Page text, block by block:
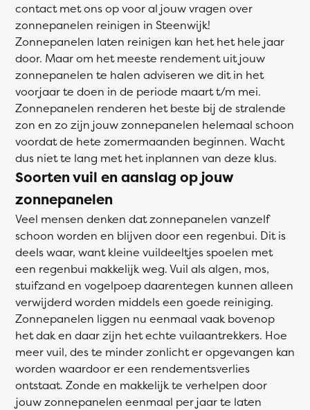
contact met ons op voor al jouw vragen over
zonnepanelen reinigen in Steenwijk!
Zonnepanelen laten reinigen kan het het hele jaar
door. Maar om het meeste rendement uit jouw
zonnepanelen te halen adviseren we dit in het
voorjaar te doen in de periode maart t/m mei.
Zonnepanelen renderen het beste bij de stralende
zon en zo zijn jouw zonnepanelen helemaal schoon
voordat de hete zomermaanden beginnen. Wacht
dus niet te lang met het inplannen van deze klus.
Soorten vuil en aanslag op jouw
zonnepanelen
Veel mensen denken dat zonnepanelen vanzelf
schoon worden en blijven door een regenbui. Dit is
deels waar, want kleine vuildeeltjes spoelen met
een regenbui makkelijk weg. Vuil als algen, mos,
stuifzand en vogelpoep daarentegen kunnen alleen
verwijderd worden middels een goede reiniging.
Zonnepanelen liggen nu eenmaal vaak bovenop
het dak en daar zijn het echte vuilaantrekkers. Hoe
meer vuil, des te minder zonlicht er opgevangen kan
worden waardoor er een rendementsverlies
ontstaat. Zonde en makkelijk te verhelpen door
jouw zonnepanelen eenmaal per jaar te laten